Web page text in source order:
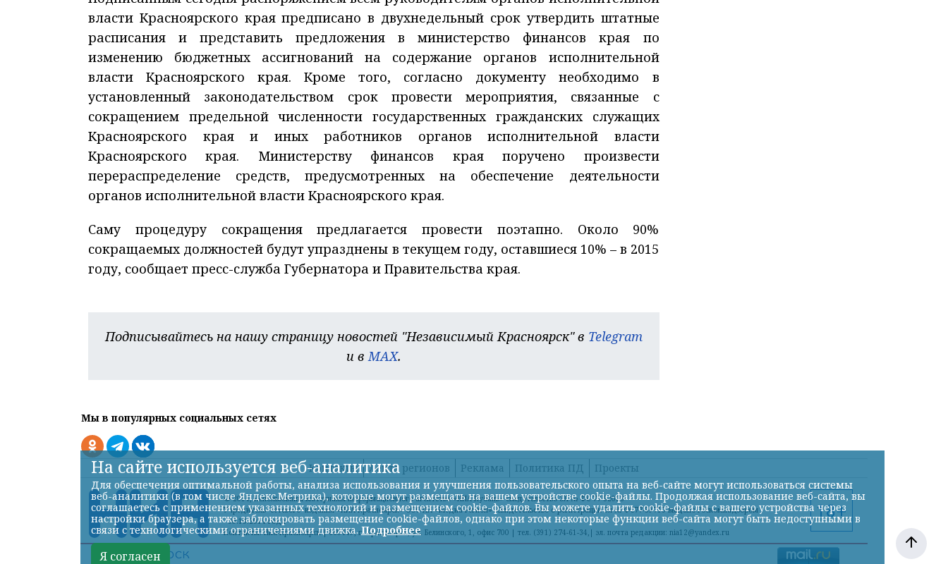
власти Красноярского края предписано в двухнедельный срок утвердить штатные
расписания и представить предложения в министерство финансов края по
изменению бюджетных ассигнований на содержание органов исполнительной
власти Красноярского края. Кроме того, согласно документу необходимо в
установленный законодательством срок провести мероприятия, связанные с
сокращением предельной численности государственных гражданских служащих
Красноярского края и иных работников органов исполнительной власти
Красноярского края. Министерству финансов края поручено произвести
перераспределение средств, предусмотренных на обеспечение деятельности
органов исполнительной власти Красноярского края.
Саму процедуру сокращения предлагается провести поэтапно. Около 90%
сокращаемых должностей будут упразднены в текущем году, оставшиеся 10% – в 2015
году, сообщает пресс-служба Губернатора и Правительства края.
Подписывайтесь на нашу страницу новостей "Независимый Красноярск" в Telegram
и вMAX.
Мы в популярных социальных сетях
Контакты Лента регионов Реклама Политика ПД Проекты
© 2014, Использованы материалы информационного агентства «НИА-Кубань» свидетельство ЭЛ № ФС 77-52023
Учредитель сетевого издания «НИА-Красноярск» ООО ИА «Медиа-Регион» Свидетельство о регистрации Эл № ФС77-59710 выдано Роскомнадзором
30.10.2014 года
Контакты: Ниа-Красноярск | 660449, г. Красноярск, ул. Белинского, 1, офис 700 | тел. (391) 274-61-34,| эл. почта редакции: nia12@yandex.ru
На сайте используется веб-аналитика
Для обеспечения оптимальной работы, анализа использования и улучшения пользовательского опыта на веб-сайте могут использоваться системы
веб-аналитики (в том числе Яндекс.Метрика), которые могут размещать на вашем устройстве cookie-файлы. Продолжая использование веб-сайта, вы
соглашаетесь с применением указанных технологий и размещением cookie-файлов. Вы можете удалить cookie-файлы с вашего устройства через
настройки браузера, а также заблокировать размещение cookie-файлов, однако при этом некоторые функции веб-сайта могут быть недоступными в
связи с технологическими ограничениями движка.Подробнее
Я согласен